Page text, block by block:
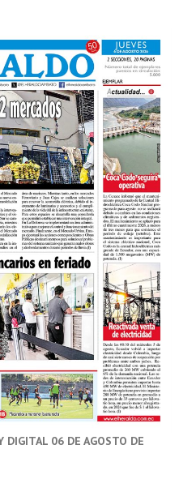
DIGITAL 06 DE AGOSTO DE